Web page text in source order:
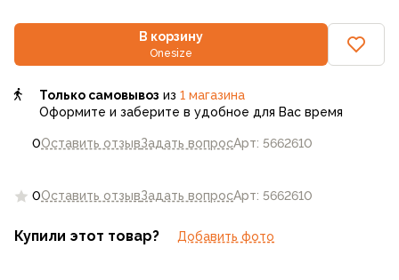
0Оставить отзывЗадать вопросАрт: 5662610
В корзину
Onesize
0Оставить отзывЗадать вопросАрт: 5662610
Только самовывоз из 1 магазина
Оформите и заберите в удобное для Вас время
Купили этот товар? Добавить фото